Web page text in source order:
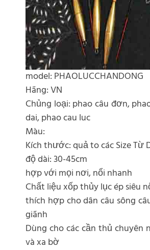
model: PHAOLUCCHANDONG
Hãng: VN
Chủng loại: phao câu đơn,
dai, phao cau luc
Màu:
Kích thước: quả to các Size Từ
độ dài: 30-45cm
hợp với mọi nơi, nổi nhanh
Chất liệu xốp thủy lục ép siêu
thích hợp cho dân câu sông
giãnh
Dùng cho các cần thủ chuyên
và xa bờ